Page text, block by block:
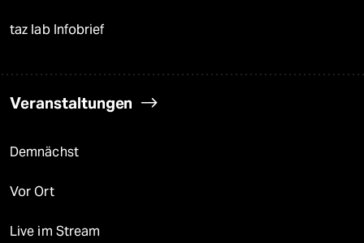
taz lab Infobrief
Veranstaltungen
Demnächst
Vor Ort
Live im Stream